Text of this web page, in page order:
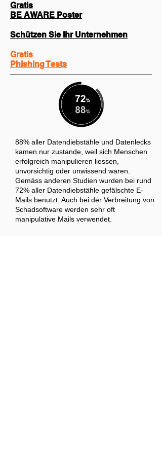
Schützen Sie Ihr Unternehmen
88% aller Datendiebstähle und Datenlecks
kamen nur zustande, weil sich Menschen
erfolgreich manipulieren liessen,
unvorsichtig oder unwissend waren.
Gemäss anderen Studien wurden bei rund
72% aller Datendiebstähle gefälschte E-
Mails benutzt. Auch bei der Verbreitung von
Schadsoftware werden sehr oft
manipulative Mails verwendet.
Gratis
BE AWARE Poster
Gratis
Phishing Tests